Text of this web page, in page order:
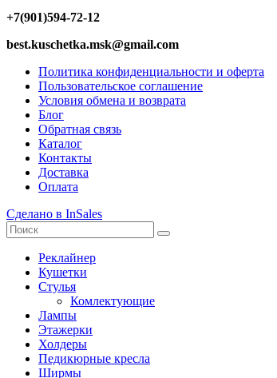
+7(901)594-72-12
best.kuschetka.msk@gmail.com
Политика конфиденциальности и оферта
Пользовательское соглашение
Условия обмена и возврата
Блог
Обратная связь
Каталог
Контакты
Доставка
Оплата
Сделано в InSales
Реклайнер
Кушетки
Стулья
Комлектующие
Лампы
Этажерки
Холдеры
Педикюрные кресла
Ширмы